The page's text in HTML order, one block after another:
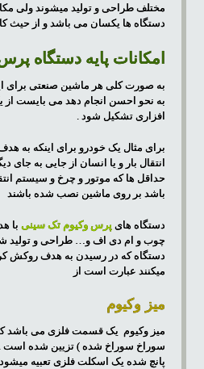
مختلف طراحی و تولید میشوند ولی
دستگاه ها یکسان می باشد و از حیث
امکانات پایه دستگاه
به صورت کلی هر ماشین صنعتی برای
به نحو احسن انجام دهد می
افزاری تشکیل شود .
برای مثال یک خودرو برای اینکه به
انتقال بار و یا انسان از جایی به جای
حداقل ها که موتور و چرخ و سیستم
باشد بر روی ماشین نصب شده باشند
دستگاه های پرس وکیوم تک سینی با
چوب و ام دی اف و… طراحی و
دستگاه که در رسیدن به هدف روکش
میکنند عبارت است از
میز وکیوم
میز وکیوم یک قسمت فلزی می باشد
سوراخ سوراخ شده ) تزیین شده
پانچ شده یک اسکلت فلزی تعبیه